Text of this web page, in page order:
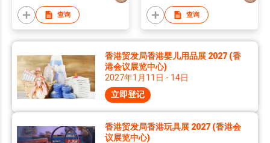
查询 查询
香港贸发局香港婴儿用品展 2027 (香
港会议展览中心)
2027年1月11日 - 14日
立即登记
香港贸发局香港玩具展 2027 (香港会
议展览中心)